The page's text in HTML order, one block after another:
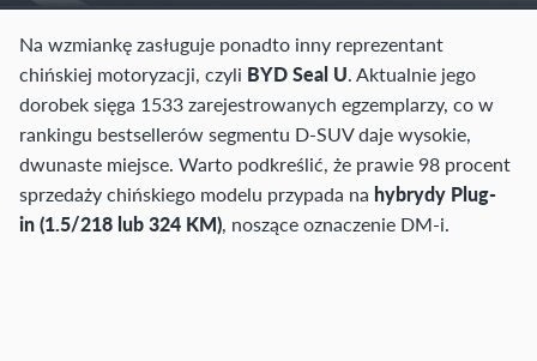
Na wzmiankę zasługuje ponadto inny reprezentant
chińskiej motoryzacji, czyli BYD Seal U. Aktualnie jego
dorobek sięga 1533 zarejestrowanych egzemplarzy, co w
rankingu bestsellerów segmentu D-SUV daje wysokie,
dwunaste miejsce. Warto podkreślić, że prawie 98 procent
sprzedaży chińskiego modelu przypada na hybrydy Plug-
in (1.5/218 lub 324 KM), noszące oznaczenie DM-i.